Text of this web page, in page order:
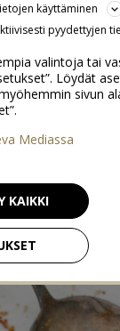
eikä sisustamiseen,
uudet, että vanhat
maistellut lisää ja
meillä syödään
käyttäminen
pyydettyjen
valintoja tai
Löydät
sivun
Mediassa
KAIKKI